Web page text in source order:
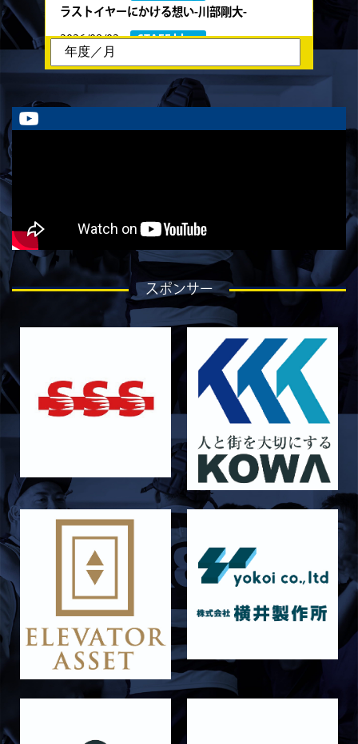
ラストイヤーにかける想い-川部剛大-
2026/08/02
STAFF blog
ラストイヤーにかける想い-川畑直央征-
STAFF blog
ラストイヤーにかける想い-香山創祐-
2026/07/30
STAFF blog
2026/07/28
STAFF blog
2026/07/27
ラストイヤーにかける想い-石岡泰一-
STAFF blog
STAFF blog
ラストイヤーにかける想い-青田宗久-
2026/06/27
STAFF blog
STAFF blog
【Rits Familyのバトン】vol. 2 稲西輝紀
2026/06/21
STAFF blog
6月21日 京都大学
2026/06/19
STAFF blog
6月20日 花園大学
2026/06/16
6月14日 島津製作所
2026/06/16
STAFF blog
6月13日 名城大学
STAFF blog
スポンサー